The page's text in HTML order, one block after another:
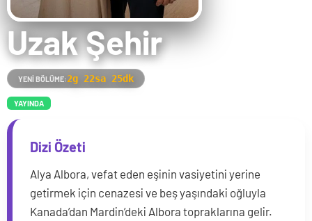
Uzak Şehir
YENI BÖLÜME:2g 22sa 25dk
YAYINDA
Dizi Özeti
Alya Albora, vefat eden eşinin vasiyetini yerine
getirmek için cenazesi ve beş yaşındaki oğluyla
Kanada’dan Mardin’deki Albora topraklarına gelir.